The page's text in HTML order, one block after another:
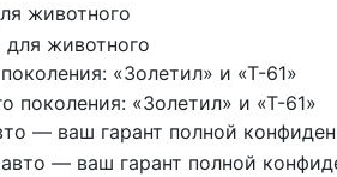
животного
«Золетил» и «Т-61»
— ваш гарант полной